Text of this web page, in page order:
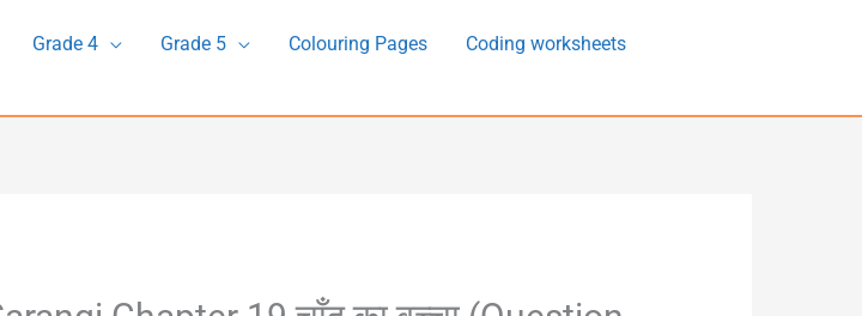
Grade 4 Grade 5 Colouring Pages
Coding worksheets